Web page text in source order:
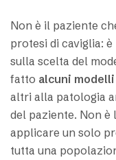
Non è il paziente
protesi di caviglia:
sulla scelta del
fatto alcuni
altri alla patologia
del paziente. Non
applicare un solo
tutta una